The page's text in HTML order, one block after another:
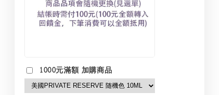
1000元滿額 加購商品